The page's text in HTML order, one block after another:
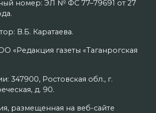
номер: ЭЛ № ФС 77–79691 от 27
В.Б. Каратаева.
«Редакция газеты «Таганрогская
347900, Ростовская обл., г.
д. 90.
размещенная на веб-сайте